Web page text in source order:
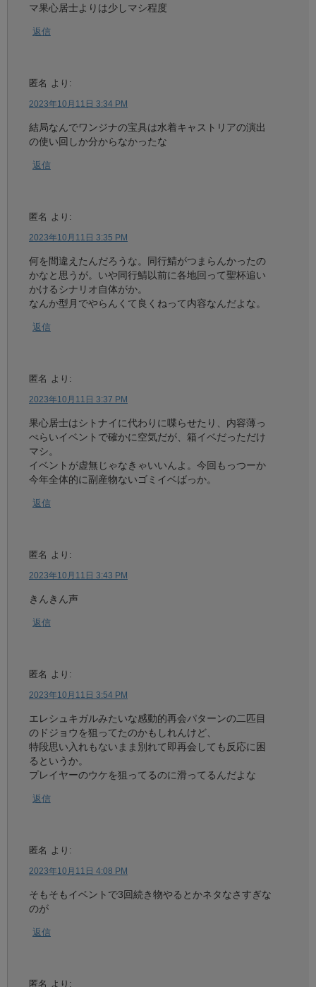
マ果心居士よりは少しマシ程度
返信
匿名 より:
2023年10月11日 3:34 PM
結局なんでワンジナの宝具は水着キャストリアの演出
の使い回しか分からなかったな
返信
匿名 より:
2023年10月11日 3:35 PM
何を間違えたんだろうな。同行鯖がつまらんかったの
かなと思うが。いや同行鯖以前に各地回って聖杯追い
かけるシナリオ自体がか。
なんか型月でやらんくて良くねって内容なんだよな。
返信
匿名 より:
2023年10月11日 3:37 PM
果心居士はシトナイに代わりに喋らせたり、内容薄っ
ぺらいイベントで確かに空気だが、箱イベだっただけ
マシ。
イベントが虚無じゃなきゃいいんよ。今回もっつーか
今年全体的に副産物ないゴミイベばっか。
返信
匿名 より:
2023年10月11日 3:43 PM
きんきん声
返信
匿名 より:
2023年10月11日 3:54 PM
エレシュキガルみたいな感動的再会パターンの二匹目
のドジョウを狙ってたのかもしれんけど、
特段思い入れもないまま別れて即再会しても反応に困
るというか。
プレイヤーのウケを狙ってるのに滑ってるんだよな
返信
匿名 より:
2023年10月11日 4:08 PM
そもそもイベントで3回続き物やるとかネタなさすぎな
のが
返信
匿名 より: